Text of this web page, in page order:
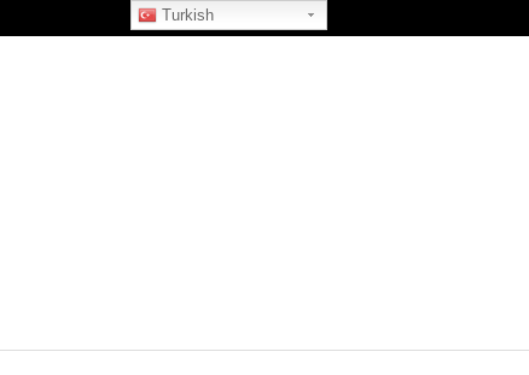
”Korpiklaani” Röportajı
Turkish